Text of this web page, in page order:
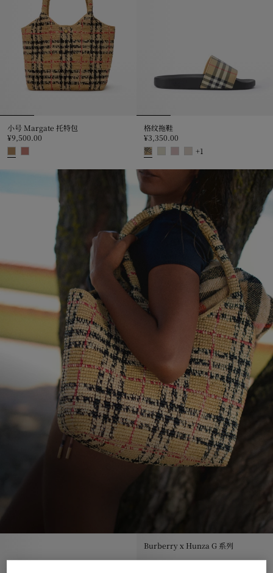
小号 Margate 托特包
¥9,500.00
格纹拖鞋
¥3,350.00
+1
Burberry x Hunza G 系列